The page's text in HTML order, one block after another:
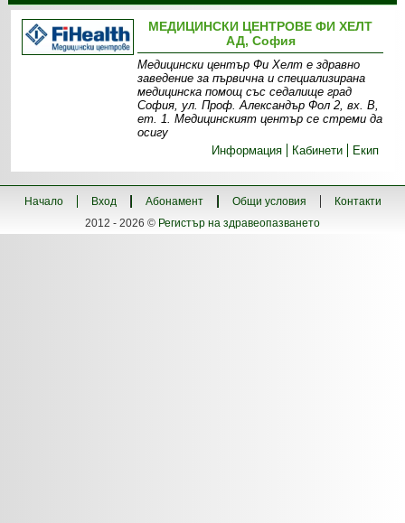
МЕДИЦИНСКИ ЦЕНТРОВЕ ФИ ХЕЛТ
АД, София
Медицински център Фи Хелт е здравно
заведение за първична и специализирана
медицинска помощ със седалище град
София, ул. Проф. Александър Фол 2, вх. В,
ет. 1. Медицинският център се стреми да
осигу
Информация
Кабинети Екип
Начало Вход Абонамент Общи условия
Контакти
2012 - 2026 © Регистър на здравеопазването